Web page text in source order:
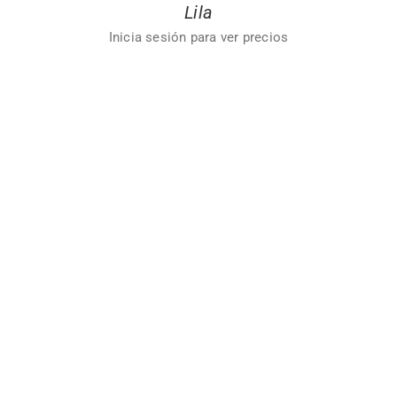
Lila
Inicia sesión para ver precios